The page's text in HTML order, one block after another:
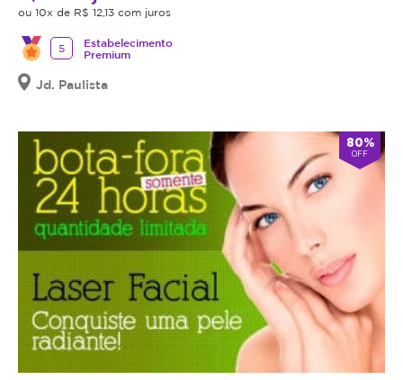
ou 10x de R$ 12,13 com juros
5
Estabelecimento
Premium
Jd. Paulista
80%
OFF